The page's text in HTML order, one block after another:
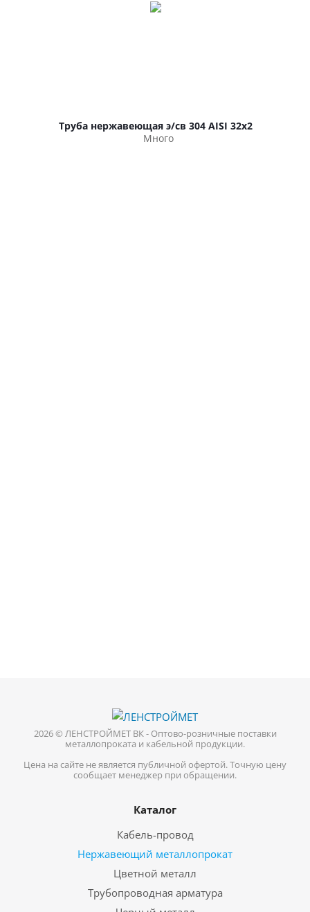
Труба нержавеющая э/св 304 AISI 32х2
Много
2026 © ЛЕНСТРОЙМЕТ ВК - Оптово-розничные поставки
металлопроката и кабельной продукции.
Цена на сайте не является публичной офертой. Точную цену
сообщает менеджер при обращении.
Каталог
Кабель-провод
Нержавеющий металлопрокат
Цветной металл
Трубопроводная арматура